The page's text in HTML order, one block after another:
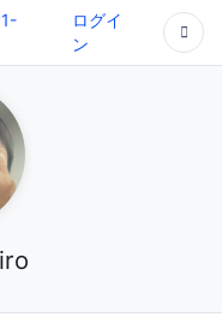
ログイ
ン